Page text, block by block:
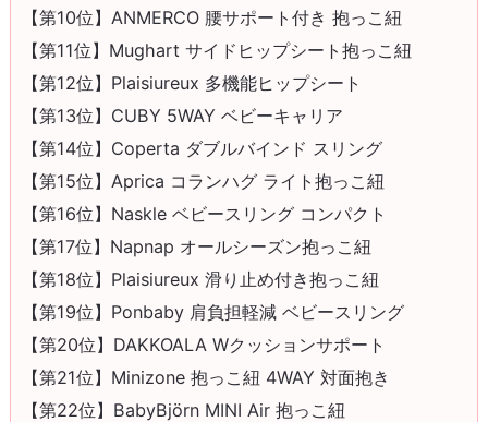
【第10位】ANMERCO 腰サポート付き 抱っこ紐
【第11位】Mughart サイドヒップシート抱っこ紐
【第12位】Plaisiureux 多機能ヒップシート
【第13位】CUBY 5WAY ベビーキャリア
【第14位】Coperta ダブルバインド スリング
【第15位】Aprica コランハグ ライト抱っこ紐
【第16位】Naskle ベビースリング コンパクト
【第17位】Napnap オールシーズン抱っこ紐
【第18位】Plaisiureux 滑り止め付き抱っこ紐
【第19位】Ponbaby 肩負担軽減 ベビースリング
【第20位】DAKKOALA Wクッションサポート
【第21位】Minizone 抱っこ紐 4WAY 対面抱き
【第22位】BabyBjörn MINI Air 抱っこ紐